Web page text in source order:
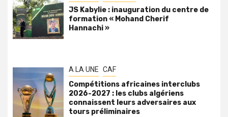
JS Kabylie : inauguration du centre de
formation « Mohand Cherif
Hannachi »
A LA UNE CAF
Compétitions africaines interclubs
2026-2027 : les clubs algériens
connaissent leurs adversaires aux
tours préliminaires